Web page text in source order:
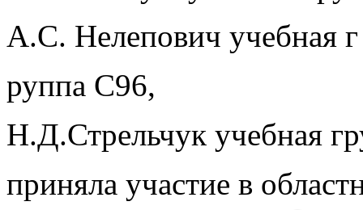
А.С. Нелепович учебная г
руппа С96,
Н.Д.Стрельчук учебная
приняла участие в